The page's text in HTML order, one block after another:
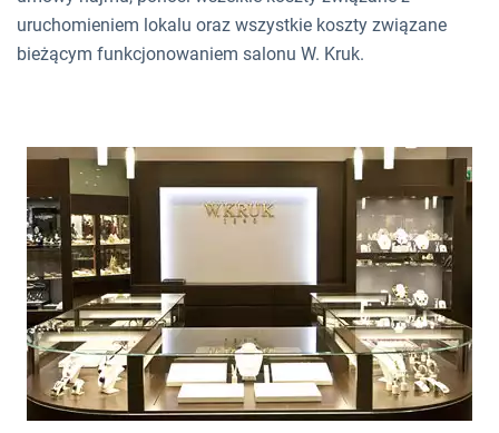
uruchomieniem lokalu oraz wszystkie koszty związane
bieżącym funkcjonowaniem salonu W. Kruk.